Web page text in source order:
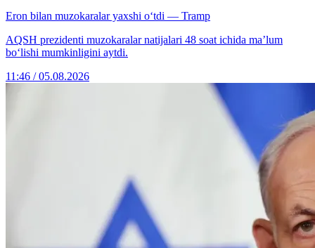
Eron bilan muzokaralar yaxshi o‘tdi — Tramp
AQSH prezidenti muzokaralar natijalari 48 soat ichida ma’lum
bo‘lishi mumkinligini aytdi.
11:46 / 05.08.2026